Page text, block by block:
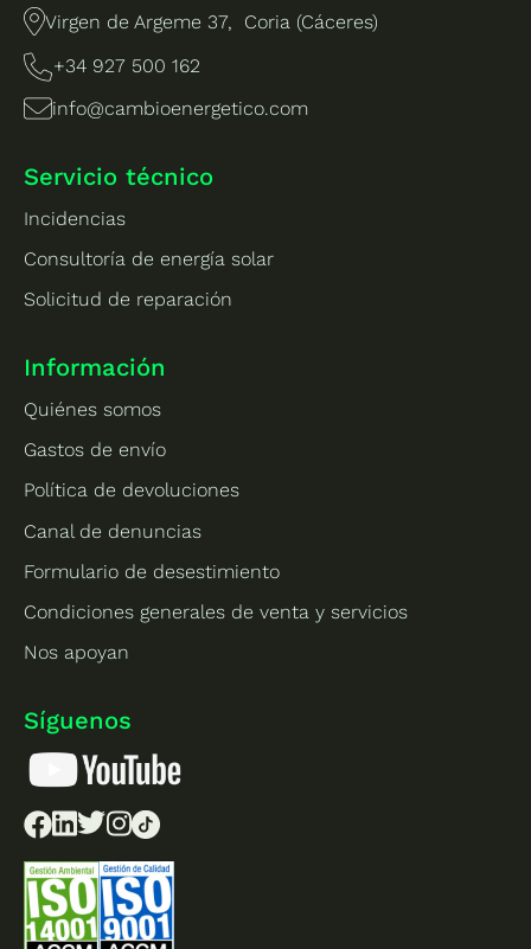
Virgen de Argeme 37, Coria (Cáceres)
+34 927 500 162
info@cambioenergetico.com
Servicio técnico
Incidencias
Consultoría de energía solar
Solicitud de reparación
Información
Quiénes somos
Gastos de envío
Política de devoluciones
Canal de denuncias
Formulario de desestimiento
Condiciones generales de venta y servicios
Nos apoyan
Síguenos